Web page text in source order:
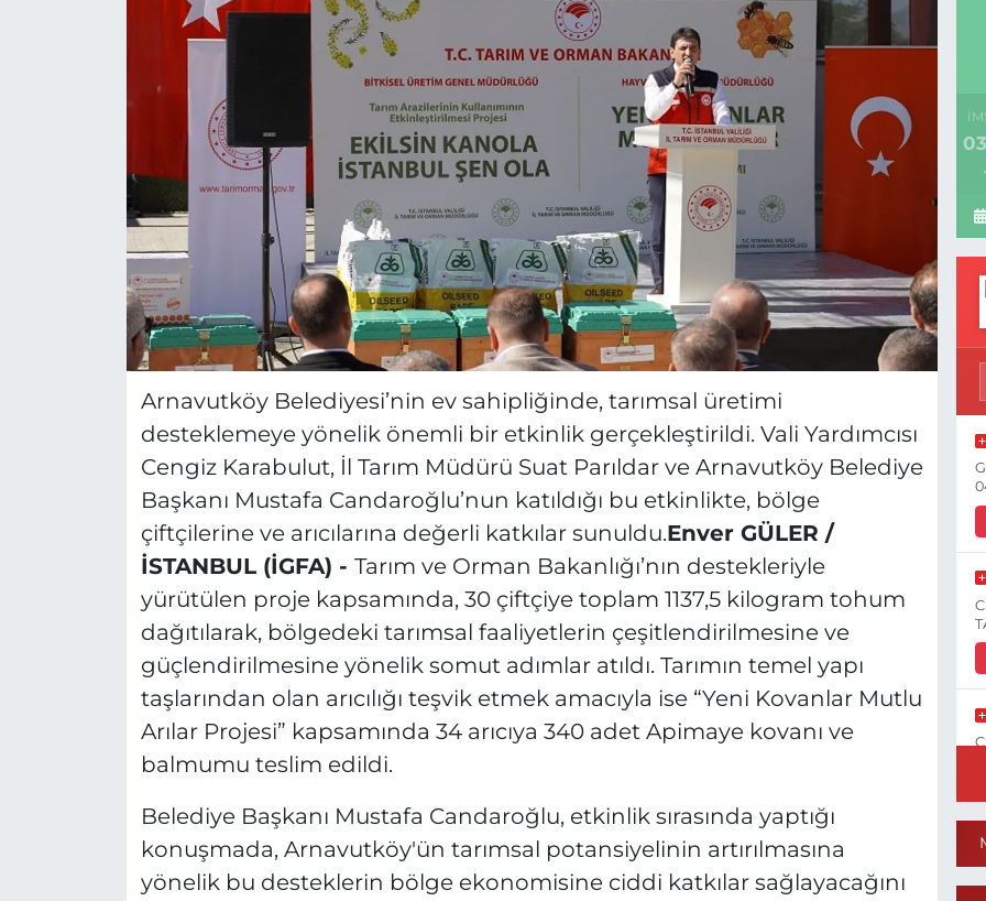
Arnavutköy Belediyesi’nin ev sahipliğinde, tarımsal üretimi
desteklemeye yönelik önemli bir etkinlik gerçekleştirildi. Vali Yardımcısı
Cengiz Karabulut, İl Tarım Müdürü Suat Parıldar ve Arnavutköy Belediye
Başkanı Mustafa Candaroğlu’nun katıldığı bu etkinlikte, bölge
çiftçilerine ve arıcılarına değerli katkılar sunuldu.Enver GÜLER /
İSTANBUL (İGFA) - Tarım ve Orman Bakanlığı’nın destekleriyle
yürütülen proje kapsamında, 30 çiftçiye toplam 1137,5 kilogram tohum
dağıtılarak, bölgedeki tarımsal faaliyetlerin çeşitlendirilmesine ve
güçlendirilmesine yönelik somut adımlar atıldı. Tarımın temel yapı
taşlarından olan arıcılığı teşvik etmek amacıyla ise “Yeni Kovanlar Mutlu
Arılar Projesi” kapsamında 34 arıcıya 340 adet Apimaye kovanı ve
balmumu teslim edildi.
Belediye Başkanı Mustafa Candaroğlu, etkinlik sırasında yaptığı
konuşmada, Arnavutköy'ün tarımsal potansiyelinin artırılmasına
yönelik bu desteklerin bölge ekonomisine ciddi katkılar sağlayacağını